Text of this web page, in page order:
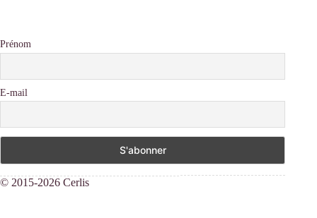
Prénom
E-mail
© 2015-2026 Cerlis